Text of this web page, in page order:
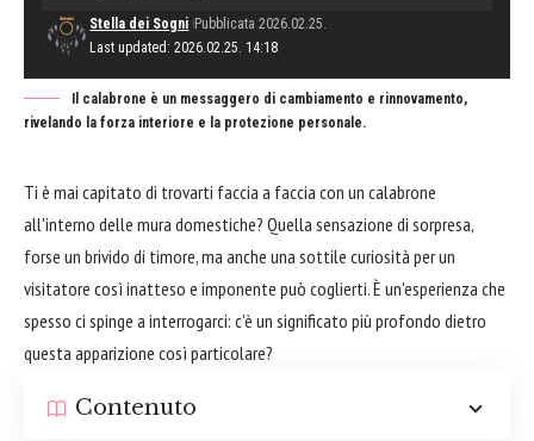
Last updated: 2026.02.25. 14:18
Stella dei Sogni Pubblicata 2026.02.25.
Il calabrone è un messaggero di cambiamento e rinnovamento,
rivelando la forza interiore e la protezione personale.
Ti è mai capitato di trovarti faccia a faccia con un calabrone
all'interno delle mura domestiche? Quella sensazione di sorpresa,
forse un brivido di timore, ma anche una sottile curiosità per un
visitatore così inatteso e imponente può coglierti. È un'esperienza che
spesso ci spinge a interrogarci: c'è un significato più profondo dietro
questa apparizione così particolare?
Contenuto